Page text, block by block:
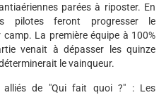
parées à riposter. En
pilotes feront progresser le
La première équipe à 100%
venait à dépasser les quinze
le vainqueur.
alliés de "Qui fait quoi ?" : Les